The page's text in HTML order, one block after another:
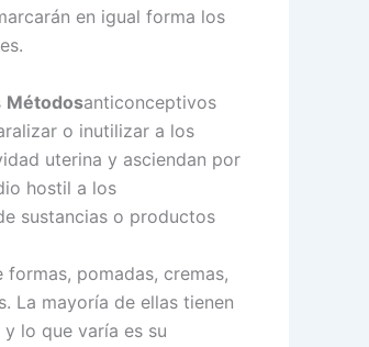
en igual forma los
Métodosanticonceptivos
o inutilizar a los
uterina y asciendan por
hostil a los
sustancias o productos
pomadas, cremas,
La mayoría de ellas tienen
lo que varía es su